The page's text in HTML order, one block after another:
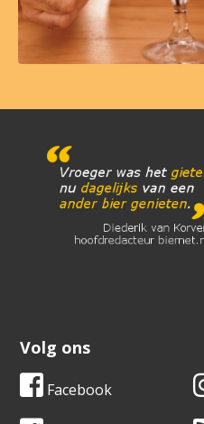
Volg ons
Facebook